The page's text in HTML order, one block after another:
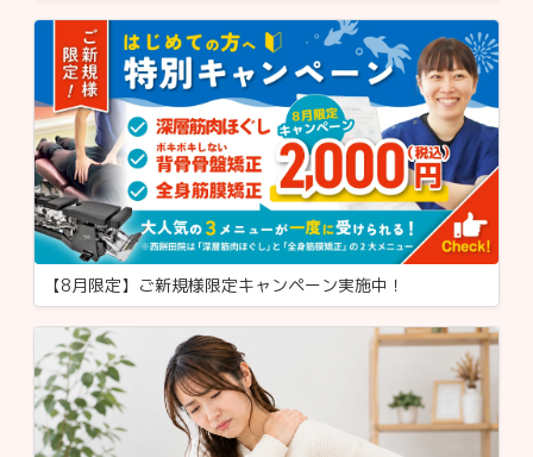
【8月限定】ご新規様限定キャンペーン実施中！